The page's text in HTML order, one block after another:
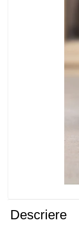
Mese Reci cu Geam
Descriere